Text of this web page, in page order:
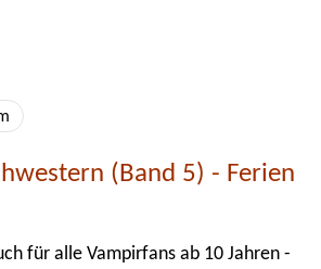
(Band 5) - Ferien
für alle Vampirfans ab 10 Jahren -